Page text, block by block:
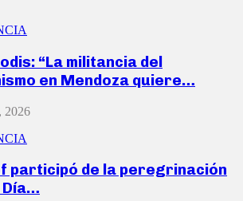
“La militancia del
en Mendoza quiere…
2026
participó de la peregrinación
Día…